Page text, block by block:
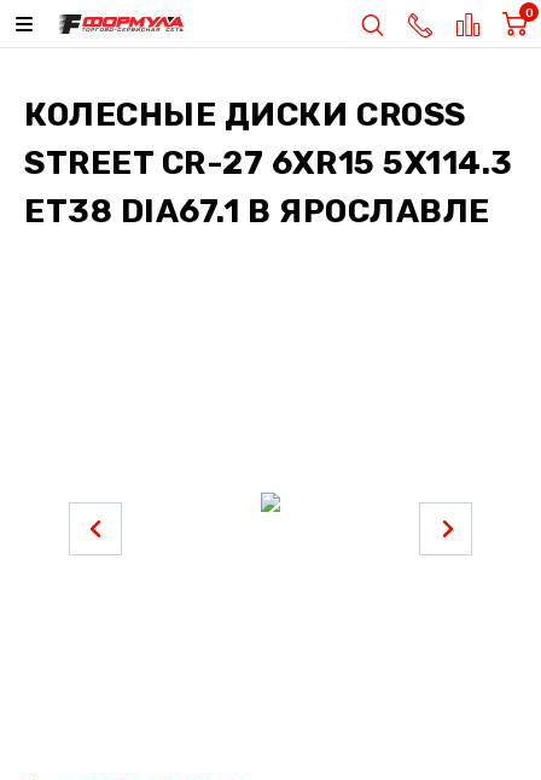
0
КОЛЕСНЫЕ ДИСКИ CROSS
STREET CR-27 6XR15 5X114.3
ET38 DIA67.1 В ЯРОСЛАВЛЕ